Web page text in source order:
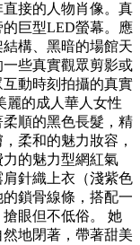
接的人物肖像。真
巨型LED螢幕。應
構、黑暗的場館天
些真實觀眾剪影或
動時刻拍攝的真實
麗的成人華人女性
順的黑色長髮，精
柔和的魅力妝容，
的魅力型網紅氣
針織上衣（淺紫色
鎖骨線條，搭配一
眼但不低俗。 她
地閉著，帶著甜美